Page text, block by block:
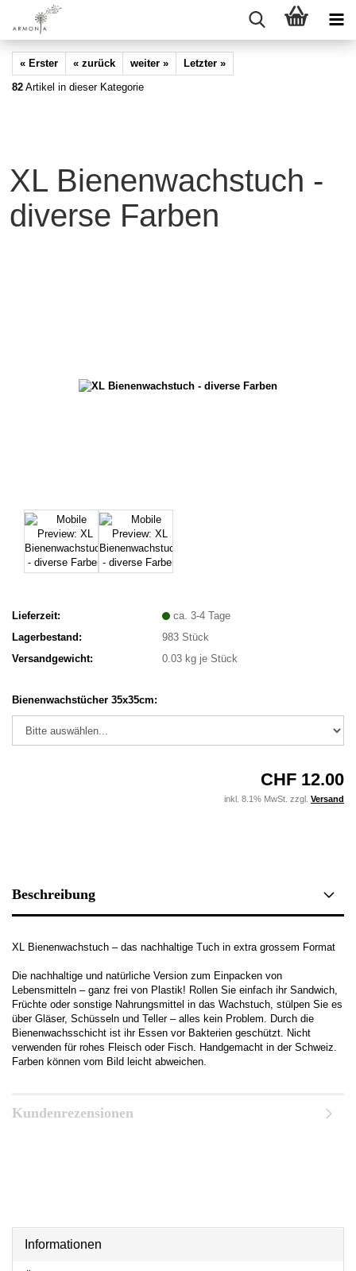
« Erster « zurück weiter »
Letzter »
82 Artikel in dieser Kategorie
XL Bienenwachstuch -
diverse Farben
Lieferzeit:
ca. 3-4 Tage
Lagerbestand:
983Stück
Versandgewicht:
0.03 kg je Stück
Bienenwachstücher 35x35cm:
CHF 12.00
inkl. 8.1% MwSt. zzgl. Versand
Beschreibung
XL Bienenwachstuch – das nachhaltige Tuch in extra grossem Format
Die nachhaltige und natürliche Version zum Einpacken von
Lebensmitteln – ganz frei von Plastik! Rollen Sie einfach ihr Sandwich,
Früchte oder sonstige Nahrungsmittel in das Wachstuch, stülpen Sie es
über Gläser, Schüsseln und Teller – alles kein Problem. Durch die
Bienenwachsschicht ist ihr Essen vor Bakterien geschützt. Nicht
verwenden für rohes Fleisch oder Fisch. Handgemacht in der Schweiz.
Farben können vom Bild leicht abweichen.
Kundenrezensionen
Informationen